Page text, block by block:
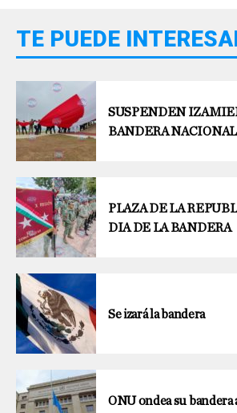
TE PUEDE
SUSPENDEN
BANDERA NACIONAL
PLAZA DE LA
DIA DE LA BANDERA
Se izará la bandera
ONU ondea su bandera